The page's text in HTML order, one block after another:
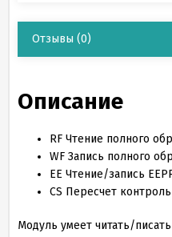
Отзывы (0)
Описание
RF Чтение полного
WF Запись полного
EE Чтение/запись
CS Пересчет
Модуль умеет читать/